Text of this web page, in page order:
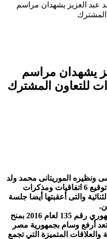
عبد العزيز يشهدان مراسم
يشهدان مراسم
ونظيره الموريتانى محمد ولد
عبد العزيز، بقصر الاتحادية، مراسم توقيع 6 اتفاقيات ومذكرات
والتى أعقبتها أيضا جلسة
هذا، وقد أصدر السيسي القرار الجمهوري رقم 135 لعام 2016 بمنح
تعد أرفع وسام بجمهورية مصر
والعلاقات المتميزة التي تجمع